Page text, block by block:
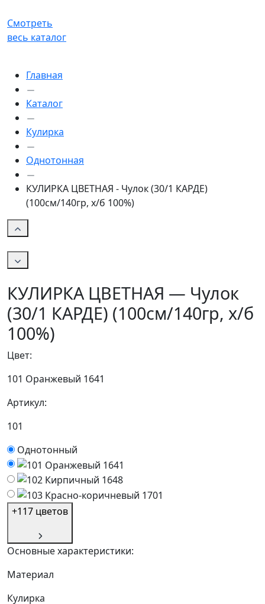
Смотреть
весь каталог
Главная
Каталог
Кулирка
Однотонная
КУЛИРКА ЦВЕТНАЯ - Чулок (30/1 КАРДЕ)
(100см/140гр, х/б 100%)
КУЛИРКА ЦВЕТНАЯ — Чулок
(30/1 КАРДЕ) (100см/140гр, х/б
100%)
Цвет:
101 Оранжевый 1641
Артикул:
101
Однотонный
+117 цветов
Основные характеристики:
Материал
Кулирка